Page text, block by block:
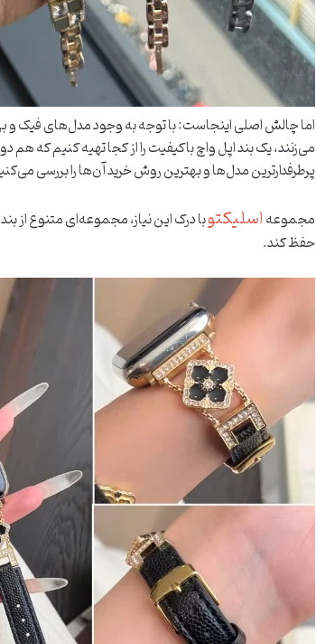
اما چالش اصلی اینجاست: با توجه به وجود مدل‌های فیک و
می‌زنند، یک بند اپل واچ باکیفیت را از کجا تهیه کنیم که
پرطرفدارترین مدل‌ها و بهترین روش خرید آن‌ها را بررسی
مجموعهاسلیکتوبا درک این نیاز، مجموعه‌ای متنوع از
حفظ کند.